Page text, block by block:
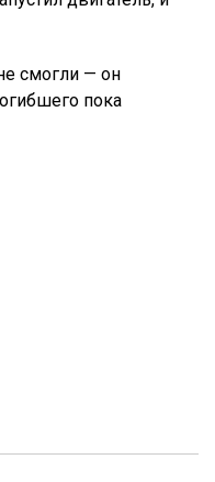
смогли — он
пока